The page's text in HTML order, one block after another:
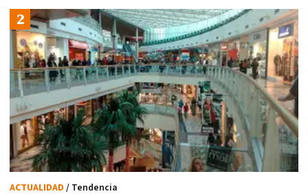
ACTUALIDAD / Tendencia